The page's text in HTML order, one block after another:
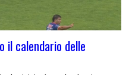
il calendario delle